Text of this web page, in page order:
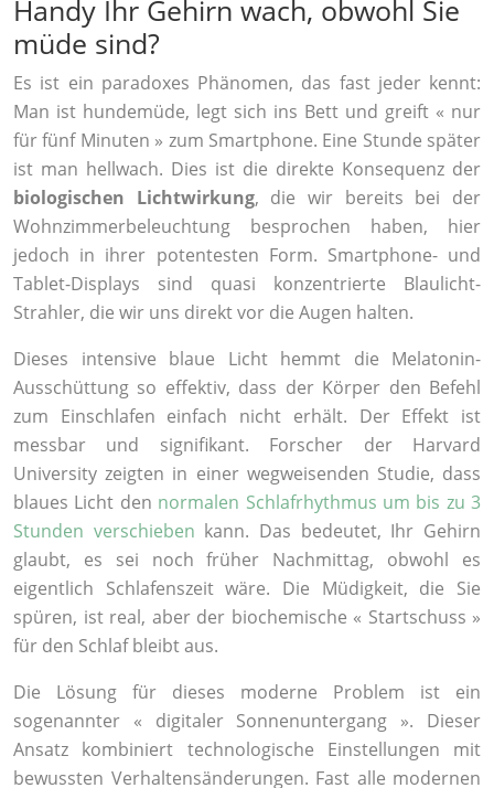
Handy Ihr Gehirn wach, obwohl Sie
müde sind?
Es ist ein paradoxes Phänomen, das fast jeder kennt:
Man ist hundemüde, legt sich ins Bett und greift « nur
für fünf Minuten » zum Smartphone. Eine Stunde später
ist man hellwach. Dies ist die direkte Konsequenz der
biologischen Lichtwirkung, die wir bereits bei der
Wohnzimmerbeleuchtung besprochen haben, hier
jedoch in ihrer potentesten Form. Smartphone- und
Tablet-Displays sind quasi konzentrierte Blaulicht-
Strahler, die wir uns direkt vor die Augen halten.
Dieses intensive blaue Licht hemmt die Melatonin-
Ausschüttung so effektiv, dass der Körper den Befehl
zum Einschlafen einfach nicht erhält. Der Effekt ist
messbar und signifikant. Forscher der Harvard
University zeigten in einer wegweisenden Studie, dass
blaues Licht den normalen Schlafrhythmus um bis zu 3
Stunden verschieben kann. Das bedeutet, Ihr Gehirn
glaubt, es sei noch früher Nachmittag, obwohl es
eigentlich Schlafenszeit wäre. Die Müdigkeit, die Sie
spüren, ist real, aber der biochemische « Startschuss »
für den Schlaf bleibt aus.
Die Lösung für dieses moderne Problem ist ein
sogenannter « digitaler Sonnenuntergang ». Dieser
Ansatz kombiniert technologische Einstellungen mit
bewussten Verhaltensänderungen. Fast alle modernen